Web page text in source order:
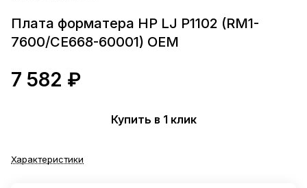
Плата форматера HP LJ P1102 (RM1-
7600/CE668-60001) OEM
7 582 ₽
Купить в 1 клик
Характеристики